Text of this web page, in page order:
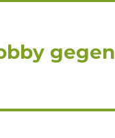
gegen